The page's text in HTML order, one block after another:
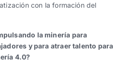
con la formación del
la minería para
y para atraer talento para
4.0?